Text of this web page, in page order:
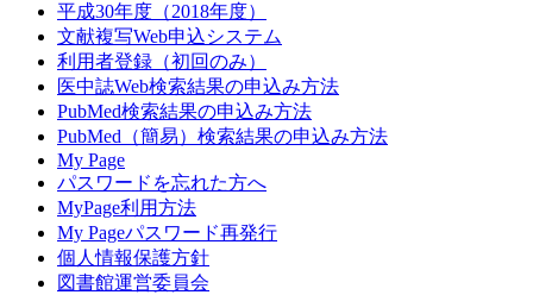
平成30年度（2018年度）
文献複写Web申込システム
利用者登録（初回のみ）
医中誌Web検索結果の申込み方法
PubMed検索結果の申込み方法
PubMed（簡易）検索結果の申込み方法
My Page
パスワードを忘れた方へ
MyPage利用方法
My Pageパスワード再発行
個人情報保護方針
図書館運営委員会